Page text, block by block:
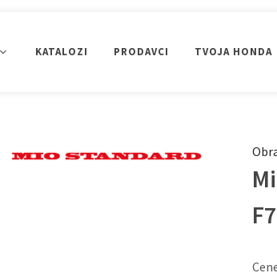
KATALOZI PRODAVCI TVOJA HONDA